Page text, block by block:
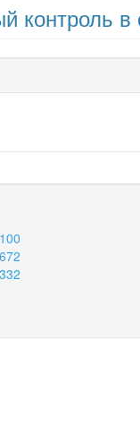
контроль в